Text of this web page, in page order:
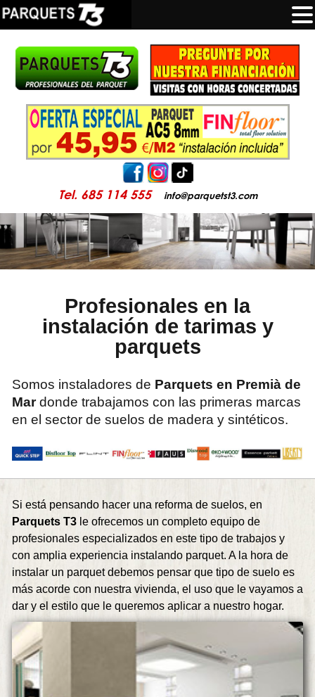
Tel. 685 114 555 info@parquetst3.com
Profesionales en la
instalación de tarimas y
parquets
Somos instaladores de Parquets en Premià de
Mardonde trabajamos con las primeras marcas
en el sector de suelos de madera y sintéticos.
Si está pensando hacer una reforma de suelos, en
Parquets T3 le ofrecemos un completo equipo de
profesionales especializados en este tipo de trabajos y
con amplia experiencia instalando parquet. A la hora de
instalar un parquet debemos pensar que tipo de suelo es
más acorde con nuestra vivienda, el uso que le vayamos a
dar y el estilo que le queremos aplicar a nuestro hogar.